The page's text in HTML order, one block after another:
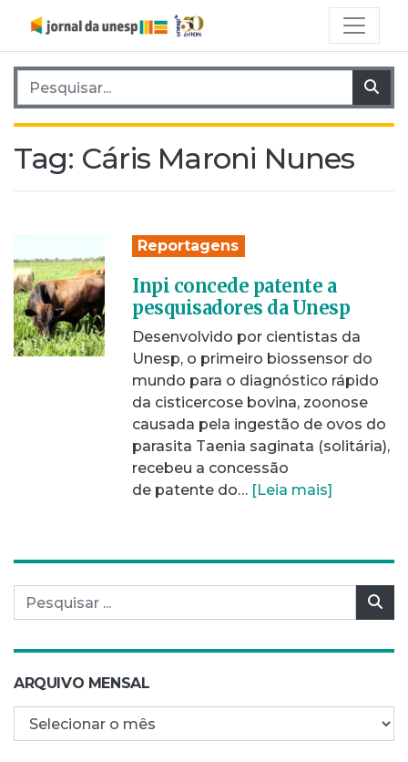
Pesquisar por:
Tag: Cáris Maroni Nunes
Reportagens
Inpi concede patente a
pesquisadores da Unesp
Desenvolvido por cientistas da
Unesp, o primeiro biossensor do
mundo para o diagnóstico rápido
da cisticercose bovina, zoonose
causada pela ingestão de ovos do
parasita Taenia saginata (solitária),
recebeu a concessão
de patente do… [Leia mais]
Pesquisar por:
ARQUIVO MENSAL
Arquivo mensal